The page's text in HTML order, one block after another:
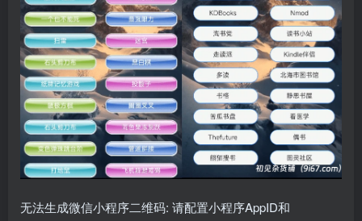
无法生成微信小程序二维码: 请配置小程序AppID和